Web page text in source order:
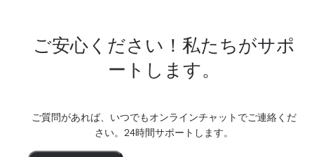
ご安心ください！私たちがサポ
ートします。
ご質問があれば、いつでもオンラインチャットでご連絡くだ
さい。24時間サポートします。